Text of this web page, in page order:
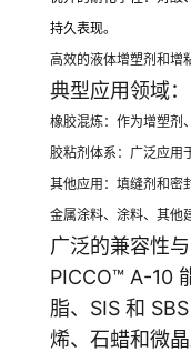
持久表现。
高效的液体增塑剂和增
典型应用领域：
橡胶混炼：作为增塑剂
胶粘剂体系：广泛应用
其他应用：填缝剂和密
金属涂料、涂料、其他
广泛的兼容性与
PICCO™ A-10
脂、SIS 和
烯、石蜡和微